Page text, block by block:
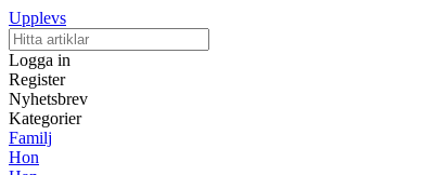
Upplevs
Logga in
Register
Nyhetsbrev
Kategorier
Familj
Hon